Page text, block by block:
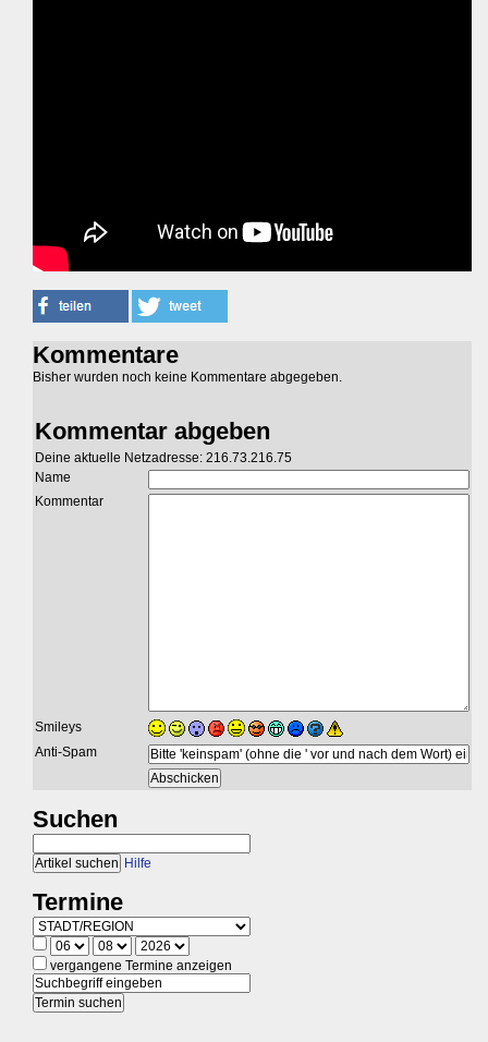
Kommentare
Bisher wurden noch keine Kommentare abgegeben.
Kommentar abgeben
Deine aktuelle Netzadresse: 216.73.216.75
Name
Kommentar
Smileys
Anti-Spam
Suchen
Hilfe
Termine
vergangene Termine anzeigen